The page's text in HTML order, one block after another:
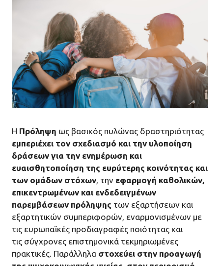
Η Πρόληψη ως βασικός πυλώνας δραστηριότητας
εμπεριέχει τον σχεδιασμό και την υλοποίηση
δράσεων για την ενημέρωση και
ευαισθητοποίηση της ευρύτερης κοινότητας και
των ομάδων στόχων, την εφαρμογή καθολικών,
επικεντρωμένων και ενδεδειγμένων
παρεμβάσεων πρόληψης των εξαρτήσεων και
εξαρτητικών συμπεριφορών, εναρμονισμένων με
τις ευρωπαϊκές προδιαγραφές ποιότητας και
τις σύγχρονες επιστημονικά τεκμηριωμένες
πρακτικές. Παράλληλα στοχεύει στην προαγωγή